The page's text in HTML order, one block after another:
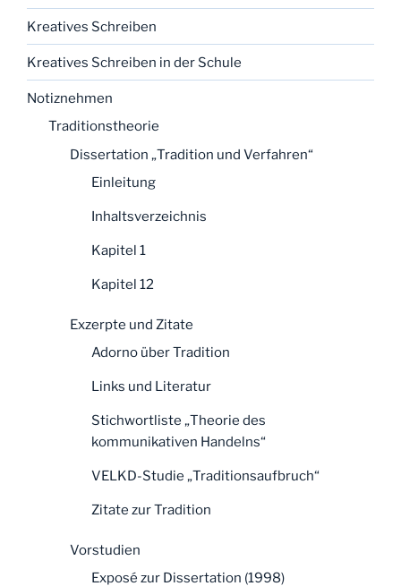
Kreatives Schreiben
Kreatives Schreiben in der Schule
Notiznehmen
Traditionstheorie
Dissertation „Tradition und Verfahren“
Einleitung
Inhaltsverzeichnis
Kapitel 1
Kapitel 12
Exzerpte und Zitate
Adorno über Tradition
Links und Literatur
Stichwortliste „Theorie des
kommunikativen Handelns“
VELKD-Studie „Traditionsaufbruch“
Zitate zur Tradition
Vorstudien
Exposé zur Dissertation (1998)